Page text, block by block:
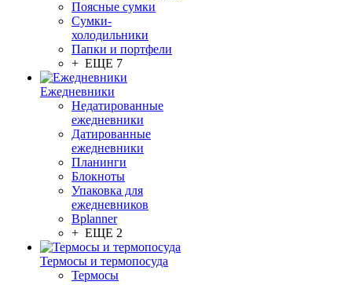
Поясные сумки
Сумки-
холодильники
Папки и портфели
+ ЕЩЕ 7
Ежедневники
Недатированные
ежедневники
Датированные
ежедневники
Планинги
Блокноты
Упаковка для
ежедневников
Bplanner
+ ЕЩЕ 2
Термосы и термопосуда
Термосы